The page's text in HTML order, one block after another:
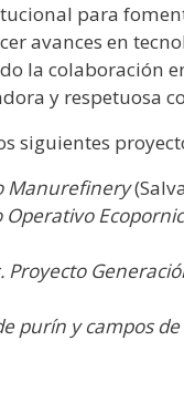
para
avances en
la colaboración
y respetuosa
siguientes
Manurefinery
Operativo
purín y campos de